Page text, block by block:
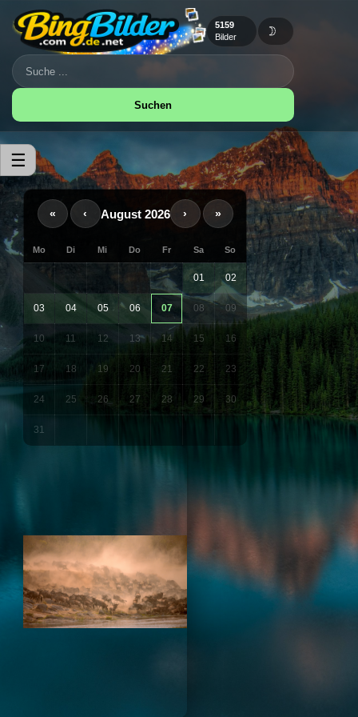
☰
5159
Bilder
🌙
Suchen
« ‹ August 2026 › »
Mo Di Mi Do Fr Sa So
01 02
03 04 05 06 07 08 09
10 11 12 13 14 15 16
17 18 19 20 21 22 23
24 25 26 27 28 29 30
31